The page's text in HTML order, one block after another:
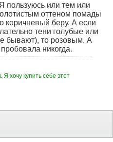
пользуюсь или тем или
оттеном помады
коричневый беру. А если
тени голубые или
бывают), то розовым. А
никогда.
хочу купить себе этот